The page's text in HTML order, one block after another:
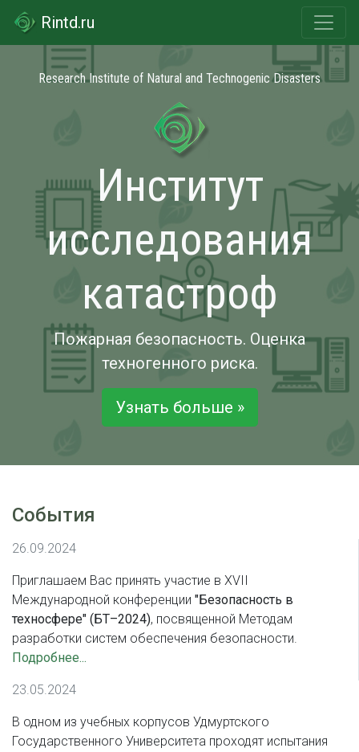
Rintd.ru
Research Institute of Natural and Technogenic Disasters
Институт
исследования
катастроф
Пожарная безопасность. Оценка
техногенного риска.
Узнать больше »
События
26.09.2024
Приглашаем Вас принять участие в XVII
Международной конференции "Безопасность в
техносфере" (БТ–2024), посвященной Методам
разработки cистем обеспечения безопасности.
Подробнее...
23.05.2024
В одном из учебных корпусов Удмуртского
Государственного Университета проходят испытания